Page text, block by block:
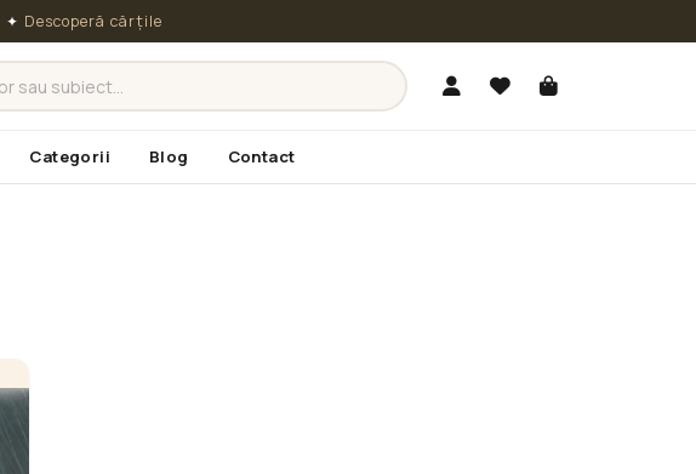
✦ Descoperă cărțile
Categorii Blog Contact